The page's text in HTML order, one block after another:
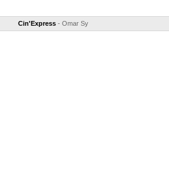
Cin'Express- Omar Sy